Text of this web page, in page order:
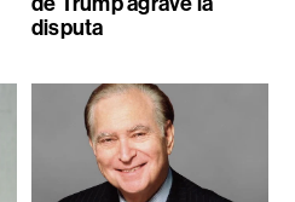
disputa